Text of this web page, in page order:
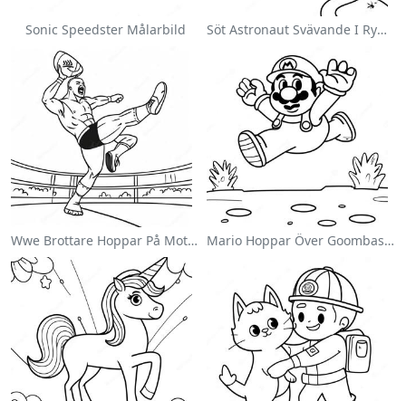
Sonic Speedster Målarbild Söt Astronaut Svävande I Rymden Målarbild
Wwe Brottare Hoppar På Motståndare Målarbild Mario Hoppar Över Goombas Målarbild